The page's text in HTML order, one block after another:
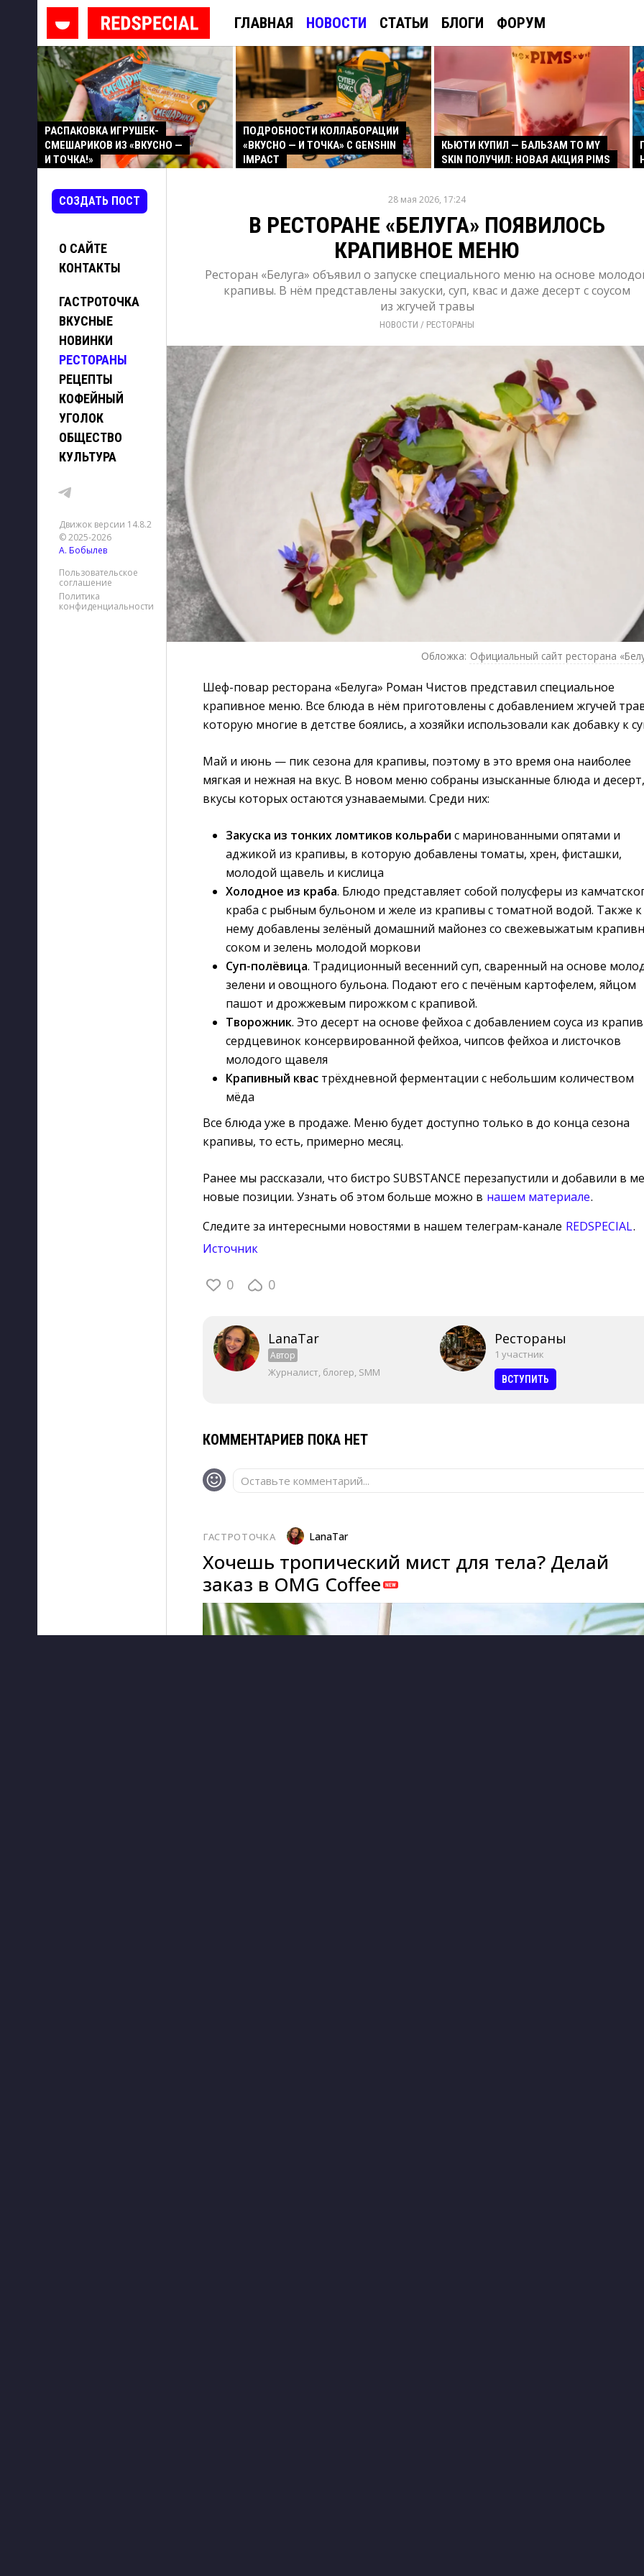
ГЛАВНАЯ НОВОСТИ СТАТЬИ БЛОГИ ФОРУМ
РАСПАКОВКА ИГРУШЕК-
СМЕШАРИКОВ ИЗ «ВКУСНО —
И ТОЧКА!»
ПОДРОБНОСТИ КОЛЛАБОРАЦИИ
«ВКУСНО — И ТОЧКА» С GENSHIN
IMPACT
КЬЮТИ КУПИЛ — БАЛЬЗАМ TO MY
SKIN ПОЛУЧИЛ: НОВАЯ АКЦИЯ PIMS
СОЗДАТЬ ПОСТ
О САЙТЕ
КОНТАКТЫ
ГАСТРОТОЧКА
ВКУСНЫЕ
НОВИНКИ
РЕСТОРАНЫ
РЕЦЕПТЫ
КОФЕЙНЫЙ
УГОЛОК
ОБЩЕСТВО
КУЛЬТУРА
Движок версии 14.8.2
© 2025-2026
А. Бобылев
Пользовательское
соглашение
Политика
конфиденциальности
28 мая 2026, 17:24
В РЕСТОРАНЕ «БЕЛУГА» ПОЯВИЛОСЬ
КРАПИВНОЕ МЕНЮ
Ресторан «Белуга» объявил о запуске специального меню на основе
крапивы. В нём представлены закуски, суп, квас и даже десерт с соусом
из жгучей травы
НОВОСТИ / РЕСТОРАНЫ
Обложка: Официальный сайт ресторана
Шеф-повар ресторана «Белуга» Роман Чистов представил специальное
крапивное меню. Все блюда в нём приготовлены с добавлением жгучей
которую многие в детстве боялись, а хозяйки использовали как добавку к
Май и июнь — пик сезона для крапивы, поэтому в это время она наиболее
мягкая и нежная на вкус. В новом меню собраны изысканные блюда и десерт,
вкусы которых остаются узнаваемыми. Среди них:
Закуска из тонких ломтиков кольраби с маринованными опятами и
аджикой из крапивы, в которую добавлены томаты, хрен, фисташки,
молодой щавель и кислица
Холодное из краба. Блюдо представляет собой полусферы из
краба с рыбным бульоном и желе из крапивы с томатной водой. Также к
нему добавлены зелёный домашний майонез со свежевыжатым
соком и зелень молодой моркови
Суп-полёвица. Традиционный весенний суп, сваренный на основе
зелени и овощного бульона. Подают его с печёным картофелем, яйцом
пашот и дрожжевым пирожком с крапивой.
Творожник. Это десерт на основе фейхоа с добавлением соуса из
сердцевинок консервированной фейхоа, чипсов фейхоа и листочков
молодого щавеля
Крапивный квас трёхдневной ферментации с небольшим количеством
мёда
Все блюда уже в продаже. Меню будет доступно только в до конца сезона
крапивы, то есть, примерно месяц.
Ранее мы рассказали, что бистро SUBSTANCE перезапустили и добавили в
новые позиции. Узнать об этом больше можно в нашем материале.
Следите за интересными новостями в нашем телеграм-канале REDSPECIAL.
Источник
0 0
LanaTar
Автор
Журналист, блогер, SMM
Рестораны
1 участник
ВСТУПИТЬ
КОММЕНТАРИЕВ ПОКА НЕТ
Оставьте комментарий...
ГАСТРОТОЧКА LanaTar
Хочешь тропический мист для тела? Делай
заказ в OMG Coffee